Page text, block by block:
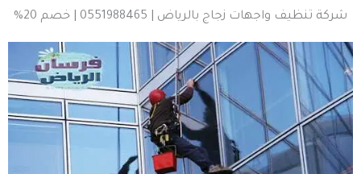
شركة تنظيف واجهات زجاج بالرياض | 0551988465 | خصم 20%